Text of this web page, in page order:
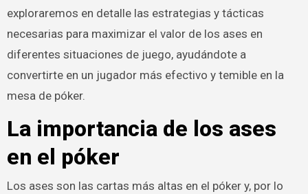
exploraremos en detalle las estrategias y tácticas
necesarias para maximizar el valor de los ases en
diferentes situaciones de juego, ayudándote a
convertirte en un jugador más efectivo y temible en la
mesa de póker.
La importancia de los ases
en el póker
Los ases son las cartas más altas en el póker y, por lo